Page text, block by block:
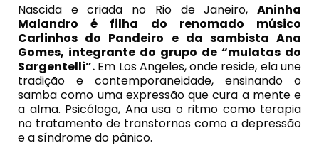
Nascida e criada no Rio de Janeiro, Aninha
Malandro é filha do renomado músico
Carlinhos do Pandeiro e da sambista Ana
Gomes, integrante do grupo de “mulatas do
Sargentelli”. Em Los Angeles, onde reside, ela une
tradição e contemporaneidade, ensinando o
samba como uma expressão que cura a mente e
a alma. Psicóloga, Ana usa o ritmo como terapia
no tratamento de transtornos como a depressão
e a síndrome do pânico.